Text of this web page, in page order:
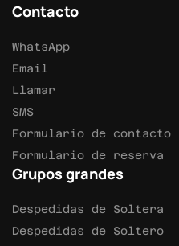
Contacto
WhatsApp
Email
Llamar
SMS
Formulario de contacto
Formulario de reserva
Grupos grandes
Despedidas de Soltera
Despedidas de Soltero